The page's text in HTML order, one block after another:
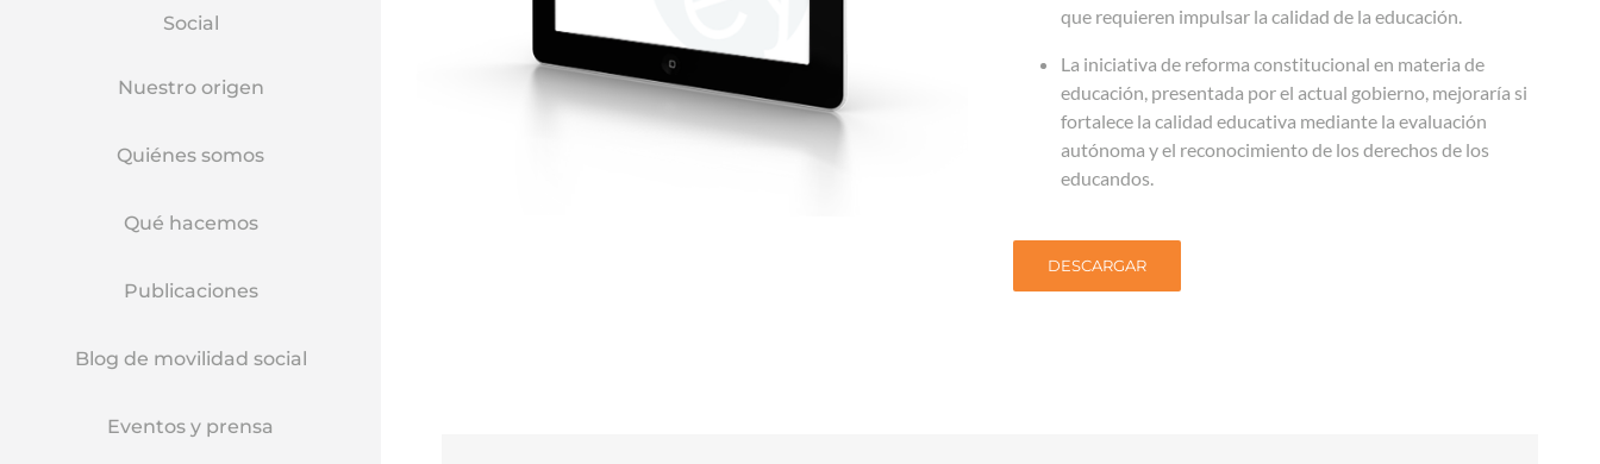
Social
Nuestro origen
Quiénes somos
Qué hacemos
Publicaciones
Blog de movilidad social
Eventos y prensa
que requieren impulsar la calidad de la educación.
La iniciativa de reforma constitucional en materia de
educación, presentada por el actual gobierno, mejoraría si
fortalece la calidad educativa mediante la evaluación
autónoma y el reconocimiento de los derechos de los
educandos.
DESCARGAR